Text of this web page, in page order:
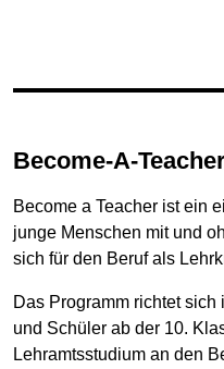
Become-A-
Become a Teacher ist ein
junge Menschen mit und
sich für den Beruf als
Das Programm richtet
und Schüler ab der 10.
Lehramtsstudium an den